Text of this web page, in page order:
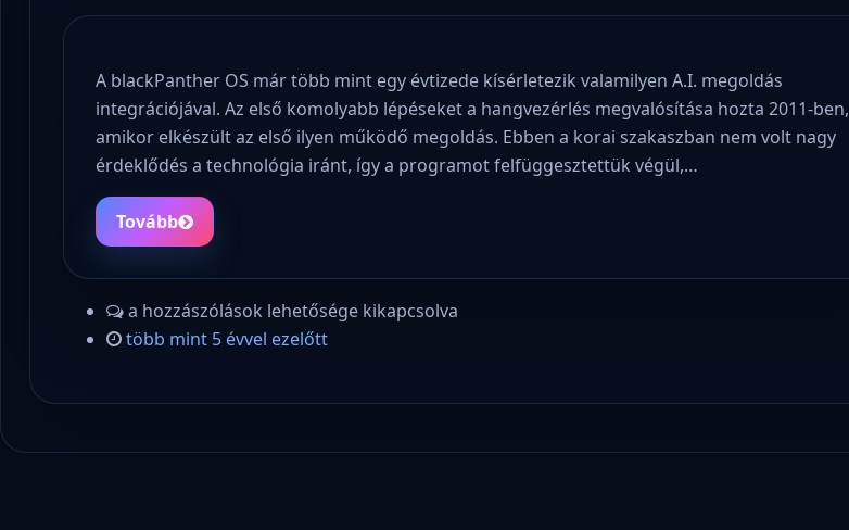
A blackPanther OS már több mint egy évtizede kísérletezik valamilyen A.I. megoldás
integrációjával. Az első komolyabb lépéseket a hangvezérlés megvalósítása hozta 2011-ben,
amikor elkészült az első ilyen működő megoldás. Ebben a korai szakaszban nem volt nagy
érdeklődés a technológia iránt, így a programot felfüggesztettük végül,…
Tovább
a hozzászólások lehetősége kikapcsolva
több mint 5 évvel ezelőtt